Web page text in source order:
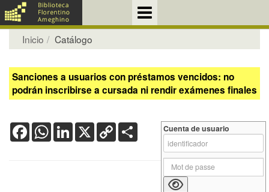
Inicio Catálogo
Sanciones a usuarios con préstamos vencidos: no
podrán inscribirse a cursada ni rendir exámenes finales
FacebookWhatsApp
LinkedIn
X Copy
Link
Cuenta de usuario